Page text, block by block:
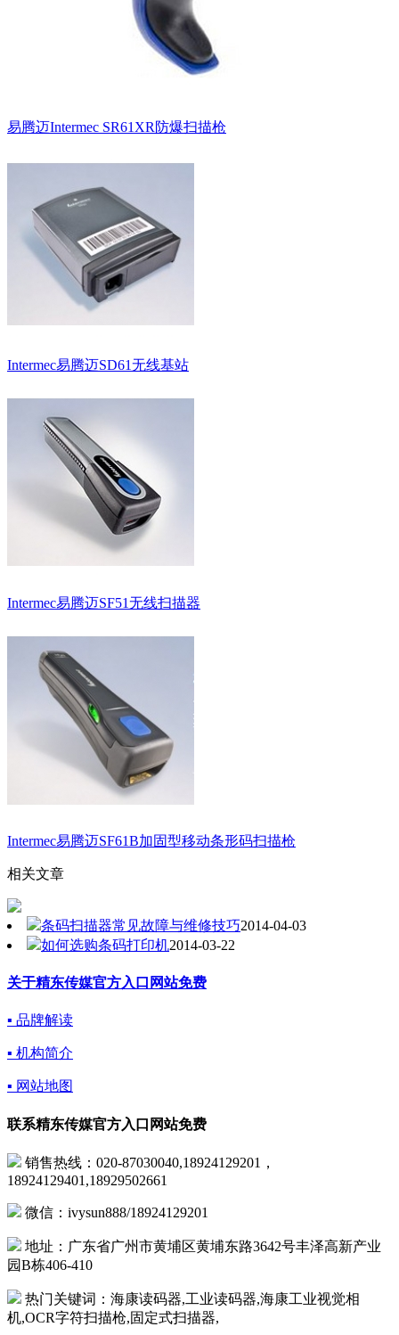
易腾迈Intermec SR61XR防爆扫描枪
Intermec易腾迈SD61无线基站
Intermec易腾迈SF51无线扫描器
Intermec易腾迈SF61B加固型移动条形码扫描枪
相关文章
条码扫描器常见故障与维修技巧2014-04-03
如何选购条码打印机2014-03-22
关于精东传媒官方入口网站免费
▪ 品牌解读
▪ 机构简介
▪ 网站地图
联系精东传媒官方入口网站免费
销售热线：020-87030040,18924129201，
18924129401,18929502661
微信：ivysun888/18924129201
地址：广东省广州市黄埔区黄埔东路3642号丰泽高新产业
园B栋406-410
热门关键词：海康读码器,工业读码器,海康工业视觉相
机,OCR字符扫描枪,固定式扫描器,